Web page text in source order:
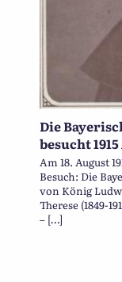
Die
besucht
Am 18. August
Besuch: Die
von König
Therese (1849-
– […]